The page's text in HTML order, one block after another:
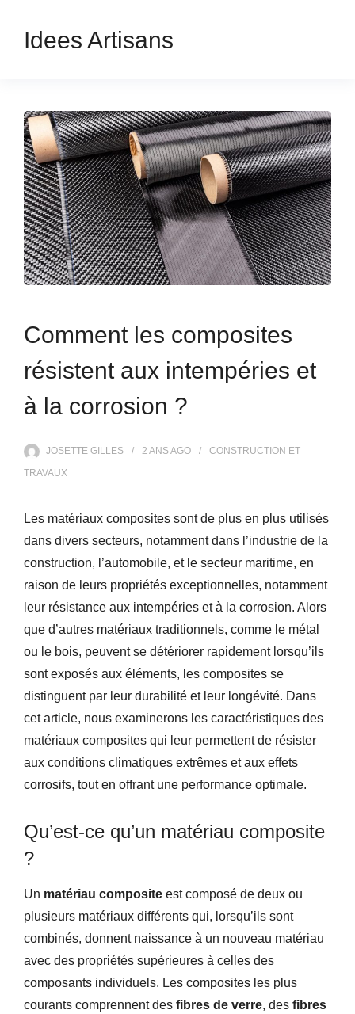
Idees Artisans
Comment les composites
résistent aux intempéries et
à la corrosion ?
JOSETTE GILLES 2 ANSAGO
CONSTRUCTION ET
TRAVAUX
Les matériaux composites sont de plus en plus utilisés
dans divers secteurs, notamment dans l’industrie de la
construction, l’automobile, et le secteur maritime, en
raison de leurs propriétés exceptionnelles, notamment
leur résistance aux intempéries et à la corrosion. Alors
que d’autres matériaux traditionnels, comme le métal
ou le bois, peuvent se détériorer rapidement lorsqu’ils
sont exposés aux éléments, les composites se
distinguent par leur durabilité et leur longévité. Dans
cet article, nous examinerons les caractéristiques des
matériaux composites qui leur permettent de résister
aux conditions climatiques extrêmes et aux effets
corrosifs, tout en offrant une performance optimale.
Qu’est-ce qu’un matériau composite
?
Un matériau composite est composé de deux ou
plusieurs matériaux différents qui, lorsqu’ils sont
combinés, donnent naissance à un nouveau matériau
avec des propriétés supérieures à celles des
composants individuels. Les composites les plus
courants comprennent des fibres de verre, des fibres